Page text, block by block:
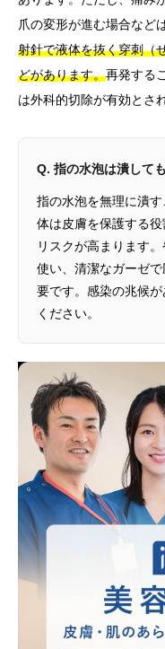
爪の変形が進む場合など
射針で液体を抜く穿刺（
どがあります。再発する
は外科的切除が有効とさ
Q. 指の水泡は潰して
指の水泡を無理に潰
体は皮膚を保護する
リスクが高まります
使い、清潔なガーゼ
要です。感染の兆候
ください。